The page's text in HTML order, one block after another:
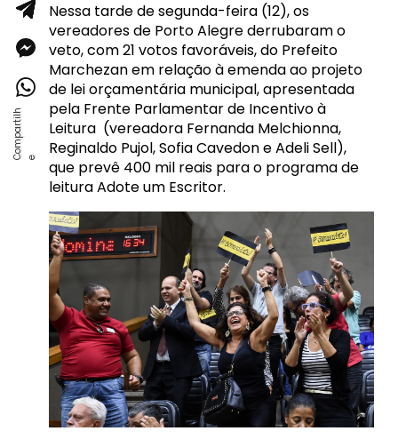
Nessa tarde de segunda-feira (12), os
vereadores de Porto Alegre derrubaram o
veto, com 21 votos favoráveis, do Prefeito
Marchezan em relação à emenda ao projeto
de lei orçamentária municipal, apresentada
pela Frente Parlamentar de Incentivo à
Leitura (vereadora Fernanda Melchionna,
Reginaldo Pujol, Sofia Cavedon e Adeli Sell),
que prevê 400 mil reais para o programa de
leitura Adote um Escritor.